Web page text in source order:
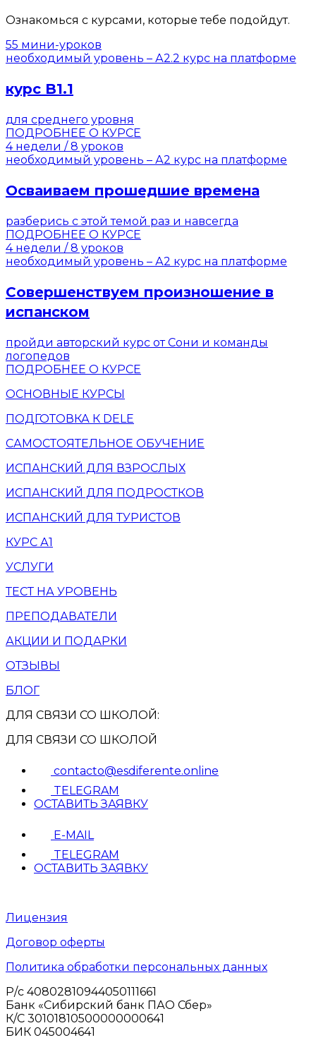
Ознакомься с курсами, которые тебе подойдут.
55 мини-уроков
необходимый уровень – А2.2 курс на платформе
курс B1.1
для среднего уровня
ПОДРОБНЕЕ О КУРСЕ
4 недели / 8 уроков
необходимый уровень – А2 курс на платформе
Осваиваем прошедшие времена
разберись с этой темой раз и навсегда
ПОДРОБНЕЕ О КУРСЕ
4 недели / 8 уроков
необходимый уровень – А2 курс на платформе
Совершенствуем произношение в
испанском
пройди авторский курс от Сони и команды
логопедов
ПОДРОБНЕЕ О КУРСЕ
ОСНОВНЫЕ КУРСЫ
ПОДГОТОВКА К DELE
САМОСТОЯТЕЛЬНОЕ ОБУЧЕНИЕ
ИСПАНСКИЙ ДЛЯ ВЗРОСЛЫХ
ИСПАНСКИЙ ДЛЯ ПОДРОСТКОВ
ИСПАНСКИЙ ДЛЯ ТУРИСТОВ
КУРС А1
УСЛУГИ
ТЕСТ НА УРОВЕНЬ
ПРЕПОДАВАТЕЛИ
АКЦИИ И ПОДАРКИ
ОТЗЫВЫ
БЛОГ
ДЛЯ СВЯЗИ СО ШКОЛОЙ:
ДЛЯ СВЯЗИ СО ШКОЛОЙ
contacto@esdiferente.online
TELEGRAM
ОСТАВИТЬ ЗАЯВКУ
E-MAIL
TELEGRAM
ОСТАВИТЬ ЗАЯВКУ
Лицензия
Договор оферты
Политика обработки персональных данных
Р/с 40802810944050111661
Банк «Сибирский банк ПАО Сбер»
К/С 30101810500000000641
БИК 045004641